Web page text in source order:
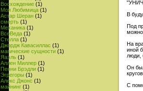
Восхождение (1)
Моя Любимица (1)
Астар Шеран (1)
смерть (1)
Механика (1)
ВсеВеда (1)
Стелла (1)
Джордж Кавасиллас (1)
магические сущности (1)
Яаэль (1)
Аллен Миллер (1)
Пенни Брэдли (1)
Эгрегоры (1)
Алекс Джонс (1)
майнинг (1)
В
Под
можно
На
иной
люди,
Он
кругов.
С